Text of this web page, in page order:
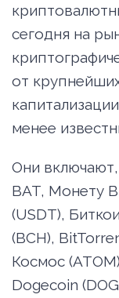
сегодня на
от
менее
Они
BAT, Монету
(USDT),
(BCH),
Космос
Dogecoin